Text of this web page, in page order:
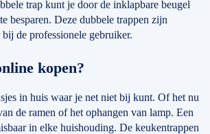
trap kunt je door de inklapbare beugel
besparen. Deze dubbele trappen zijn
de professionele gebruiker.
kopen?
in huis waar je net niet bij kunt. Of het nu
de ramen of het ophangen van lamp. Een
in elke huishouding. De keukentrappen